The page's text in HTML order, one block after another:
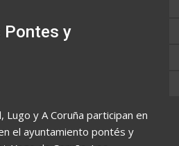
Pontes y
y A Coruña participan en
el ayuntamiento pontés y